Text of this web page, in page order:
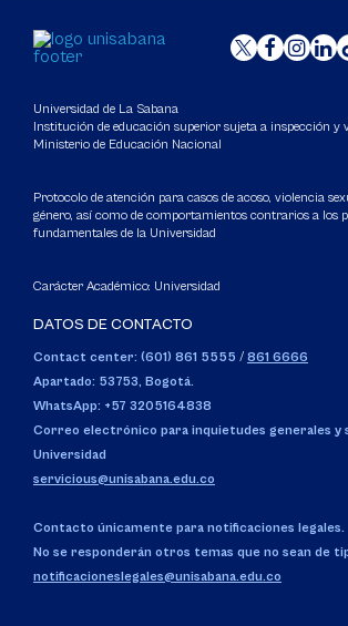
Universidad de La Sabana
Institución de educación superior sujeta a inspección y
Ministerio de Educación Nacional
Protocolo de atención para casos de acoso, violencia
género, así como de comportamientos contrarios a los
fundamentales de la Universidad
Carácter Académico: Universidad
DATOS DE CONTACTO
Contact center: (601) 861 5555 / 861 6666
Apartado: 53753, Bogotá.
WhatsApp: +57 3205164838
Correo electrónico para inquietudes generales y
Universidad
servicious@unisabana.edu.co
Contacto únicamente para notificaciones legales.
No se responderán otros temas que no sean de
notificacioneslegales@unisabana.edu.co